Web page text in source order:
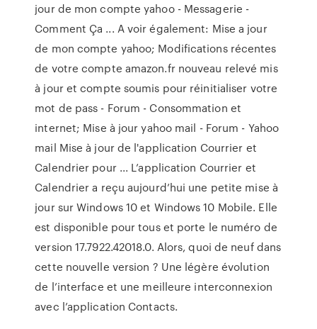
jour de mon compte yahoo - Messagerie -
Comment Ça ... A voir également: Mise a jour
de mon compte yahoo; Modifications récentes
de votre compte amazon.fr nouveau relevé mis
à jour et compte soumis pour réinitialiser votre
mot de pass - Forum - Consommation et
internet; Mise à jour yahoo mail - Forum - Yahoo
mail Mise à jour de l'application Courrier et
Calendrier pour ... L’application Courrier et
Calendrier a reçu aujourd’hui une petite mise à
jour sur Windows 10 et Windows 10 Mobile. Elle
est disponible pour tous et porte le numéro de
version 17.7922.42018.0. Alors, quoi de neuf dans
cette nouvelle version ? Une légère évolution
de l’interface et une meilleure interconnexion
avec l’application Contacts.